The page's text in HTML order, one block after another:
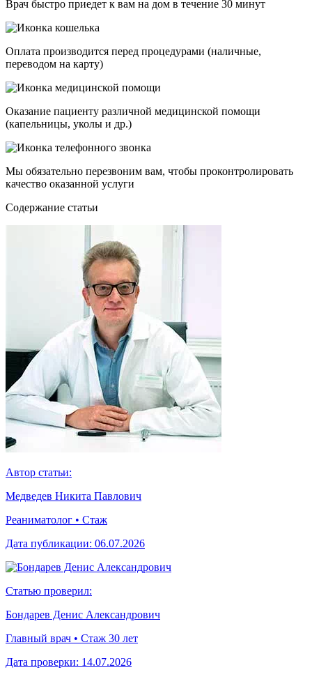
Врач быстро приедет к вам на дом в течение 30 минут
Оплата производится перед процедурами (наличные,
переводом на карту)
Оказание пациенту различной медицинской помощи
(капельницы, уколы и др.)
Мы обязательно перезвоним вам, чтобы проконтролировать
качество оказанной услуги
Cодержание статьи
Автор статьи:
Медведев Никита Павлович
Реаниматолог • Стаж
Дата публикации: 06.07.2026
Статью проверил:
Бондарев Денис Александрович
Главный врач • Стаж 30 лет
Дата проверки: 14.07.2026